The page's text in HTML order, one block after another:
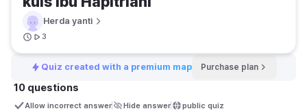
Herda yanti
3
Quiz created with a premium map Purchase plan
10 questions
Allow incorrect answer Hide answer public quiz